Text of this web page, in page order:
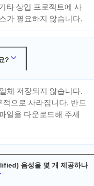
타 상업 프로젝트에 사
가 필요하지 않습니다.
?
체 저장되지 않습니다.
으로 사라집니다. 반드
일을 다운로드해 주세
음성을 몇 개 제공하나